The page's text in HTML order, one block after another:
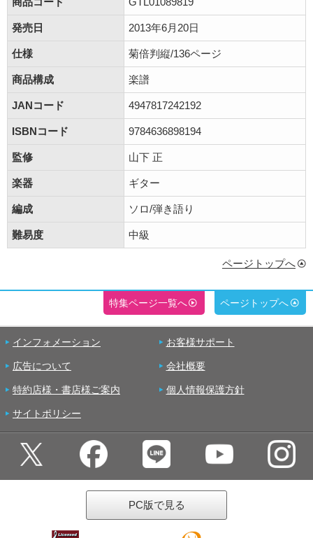
発売日 2013年6月20日
仕様 菊倍判縦/136ページ
商品構成 楽譜
JANコード 4947817242192
ISBNコード 9784636898194
監修 山下 正
楽器 ギター
編成 ソロ/弾き語り
難易度 中級
ページトップへ
特集ページ一覧へ ページトップへ
インフォメーション お客様サポート
広告について 会社概要
特約店様・書店様ご案内 個人情報保護方針
サイトポリシー
PC版で見る